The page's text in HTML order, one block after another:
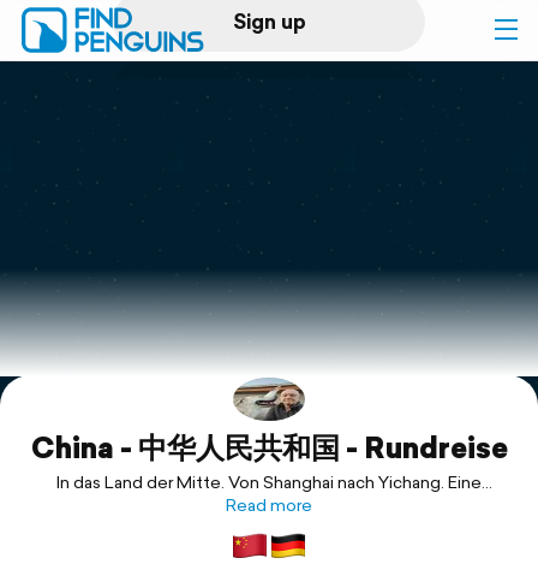
Sign up
Log in
Print a book
Flyover video
Explore
Support
China - 中华人民共和国 - Rundreise
In das Land der Mitte. Von Shanghai nach Yichang. Eine
Yangtse Kreuzfahrt bis zum 3 Schluchten Staudamm und nach
Xian zur Terrakotta Armee. Weiter nach Peking und zur Großen
Mauer und der Verbotenen Stadt.
Read more